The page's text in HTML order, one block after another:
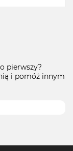
pierwszy?
i pomóż innym